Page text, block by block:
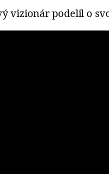
vizionár podelil o